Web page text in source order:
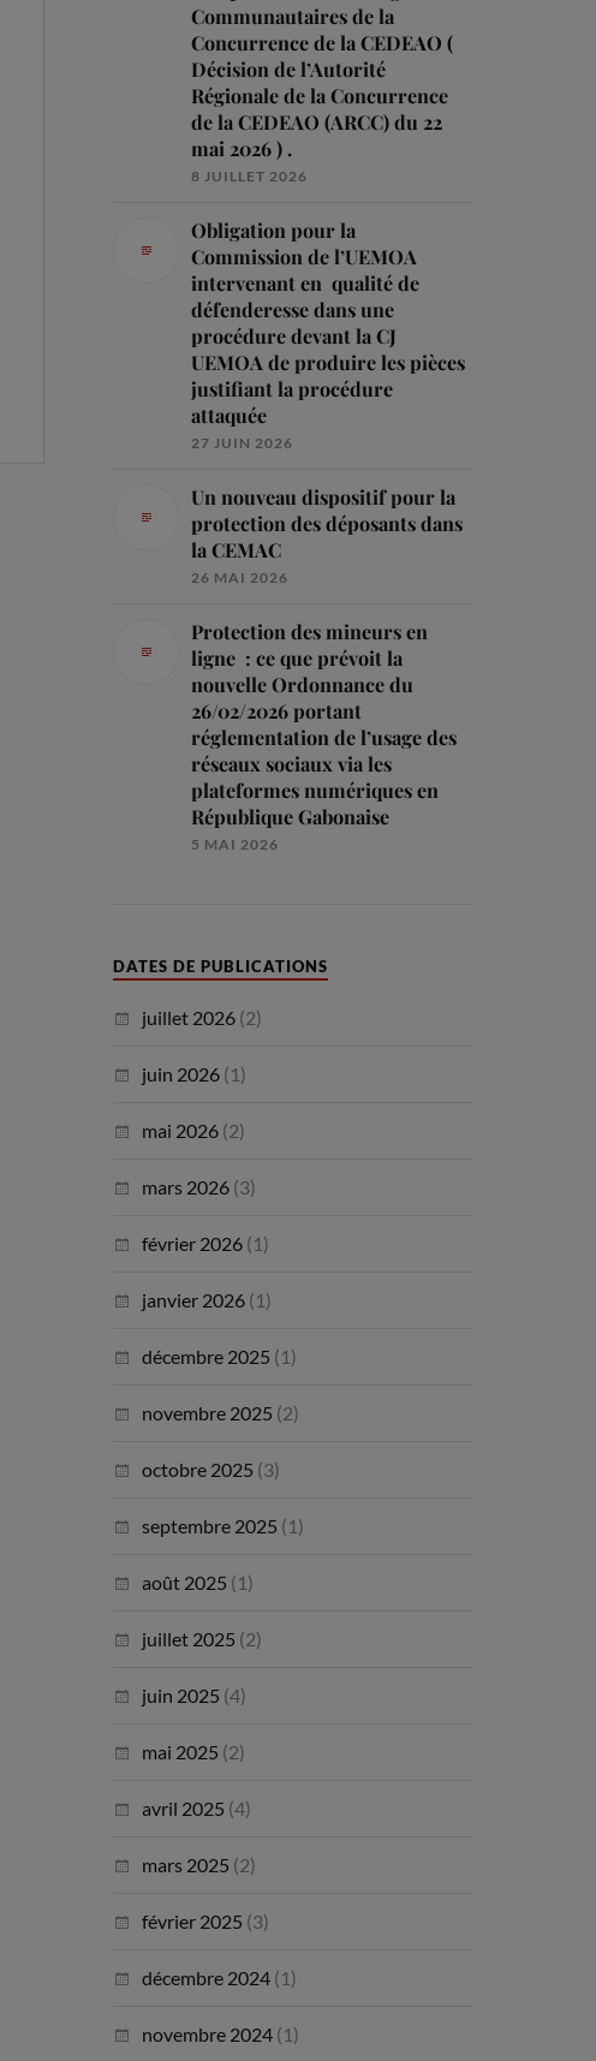
Communautaires de la
Concurrence de la CEDEAO (
Décision de l’Autorité
Régionale de la Concurrence
de la CEDEAO (ARCC) du 22
mai 2026 ) .
8 JUILLET 2026
Obligation pour la
Commission de l’UEMOA
intervenant en qualité de
défenderesse dans une
procédure devant la CJ
UEMOA de produire les pièces
justifiant la procédure
attaquée
27 JUIN 2026
Un nouveau dispositif pour la
protection des déposants dans
la CEMAC
26 MAI 2026
Protection des mineurs en
ligne : ce que prévoit la
nouvelle Ordonnance du
26/02/2026 portant
réglementation de l’usage des
réseaux sociaux via les
plateformes numériques en
République Gabonaise
5 MAI 2026
DATES DE PUBLICATIONS
juillet 2026 (2)
juin 2026 (1)
mai 2026 (2)
mars 2026 (3)
février 2026 (1)
janvier 2026 (1)
décembre 2025 (1)
novembre 2025 (2)
octobre 2025 (3)
septembre 2025 (1)
août 2025 (1)
juillet 2025 (2)
juin 2025 (4)
mai 2025 (2)
avril 2025 (4)
mars 2025 (2)
février 2025 (3)
décembre 2024 (1)
novembre 2024 (1)